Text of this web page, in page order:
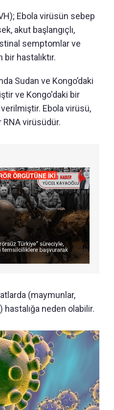
Ebola virüsün sebep
akut başlangıçlı,
semptomlar ve
hastalıktır.
Sudan ve Kongo’daki
ve Kongo'daki bir
Ebola virüsü,
virüsüdür.
(maymunlar,
neden olabilir.